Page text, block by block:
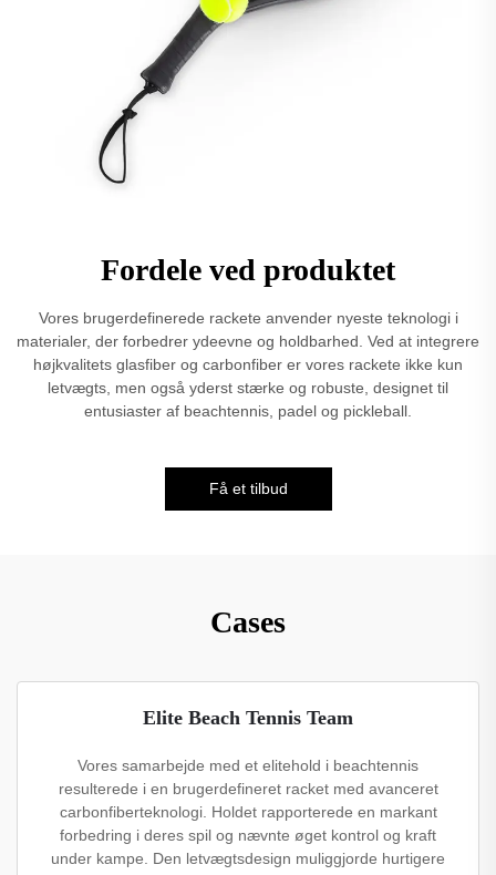
Fordele ved produktet
Vores brugerdefinerede rackete anvender nyeste teknologi i
materialer, der forbedrer ydeevne og holdbarhed. Ved at integrere
højkvalitets glasfiber og carbonfiber er vores rackete ikke kun
letvægts, men også yderst stærke og robuste, designet til
entusiaster af beachtennis, padel og pickleball.
Få et tilbud
Cases
Elite Beach Tennis Team
Vores samarbejde med et elitehold i beachtennis
resulterede i en brugerdefineret racket med avanceret
carbonfiberteknologi. Holdet rapporterede en markant
forbedring i deres spil og nævnte øget kontrol og kraft
under kampe. Den letvægtsdesign muliggjorde hurtigere